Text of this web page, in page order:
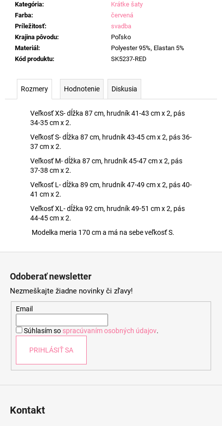
Kategória:
Krátke šaty
Farba:
červená
Príležitosť:
svadba
Krajina pôvodu:
Poľsko
Materiál :
Polyester 95%, Elastan 5%
Kód produktu: SK5237-RED
Rozmery Hodnotenie Diskusia
Veľkosť XS- dĺžka 87 cm, hrudník 41-43 cm x 2, pás
34-35 cm x 2.
Veľkosť S- dĺžka 87 cm, hrudník 43-45 cm x 2, pás 36-
37 cm x 2.
Veľkosť M- dĺžka 87 cm, hrudník 45-47 cm x 2, pás
37-38 cm x 2.
Veľkosť L- dĺžka 89 cm, hrudník 47-49 cm x 2, pás 40-
41 cm x 2.
Veľkosť XL- dĺžka 92 cm, hrudník 49-51 cm x 2, pás
44-45 cm x 2.
Modelka meria 170 cm a má na sebe veľkosť S.
Odoberať newsletter
Nezmeškajte žiadne novinky či zľavy!
Email
Súhlasím so spracúvaním osobných údajov.
PRIHLÁSIŤ SA
Kontakt